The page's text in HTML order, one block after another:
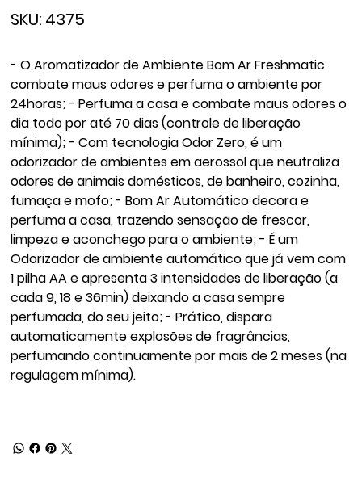
SKU: 4375
4375
- O Aromatizador de Ambiente Bom Ar Freshmatic
combate maus odores e perfuma o ambiente por
24horas; - Perfuma a casa e combate maus odores o
dia todo por até 70 dias (controle de liberação
mínima); - Com tecnologia Odor Zero, é um
odorizador de ambientes em aerossol que neutraliza
odores de animais domésticos, de banheiro, cozinha,
fumaça e mofo; - Bom Ar Automático decora e
perfuma a casa, trazendo sensação de frescor,
limpeza e aconchego para o ambiente; - É um
Odorizador de ambiente automático que já vem com
1 pilha AA e apresenta 3 intensidades de liberação (a
cada 9, 18 e 36min) deixando a casa sempre
perfumada, do seu jeito; - Prático, dispara
automaticamente explosões de fragrâncias,
perfumando continuamente por mais de 2 meses (na
regulagem mínima).